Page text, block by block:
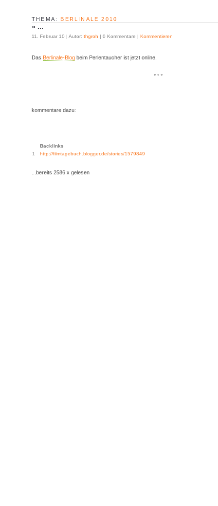
THEMA: BERLINALE 2010
» ...
11. Februar 10 | Autor: thgroh | 0 Kommentare | Kommentieren
Das Berlinale-Blog beim Perlentaucher ist jetzt online.
° ° °
kommentare dazu:
Backlinks
1
http://filmtagebuch.blogger.de/stories/1579849
...bereits 2586 x gelesen